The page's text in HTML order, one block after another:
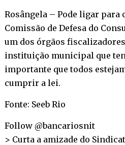
Rosângela – Pode ligar para
Comissão de Defesa do
um dos órgãos
instituição municipal que
importante que todos
cumprir a lei.
Fonte: Seeb Rio
Follow @bancariosnit
> Curta a amizade do